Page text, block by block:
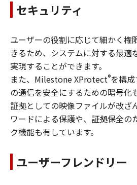
セキュリティ
ユーザーの役割に応じて細かく権
きるため、システムに対する最適
実現することができます。
また、Milestone XProtect®を構
の通信を安全にするための暗号化
証拠としての映像ファイルが改ざ
ワードによる保護や、証拠保全の
ク機能も有しています。
ユーザーフレンドリー